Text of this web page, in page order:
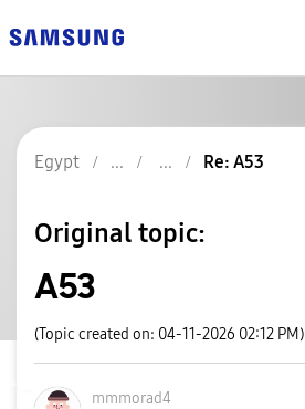
Egypt Re: A53
Original topic:
A53
(Topic created on: 04-11-2026 02:12 PM)
mmmorad4